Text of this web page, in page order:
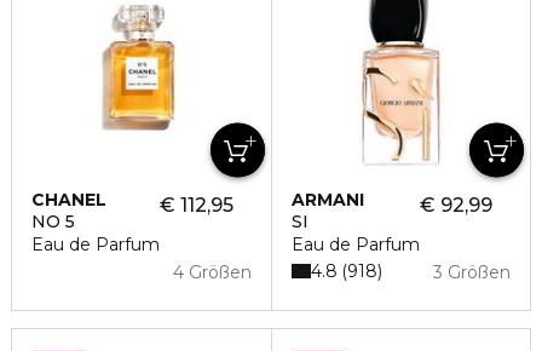
CHANEL
NO 5
Eau de Parfum
€ 112,95
4 Größen
ARMANI
SI
Eau de Parfum
€ 92,99
3 Größen
4.8 918